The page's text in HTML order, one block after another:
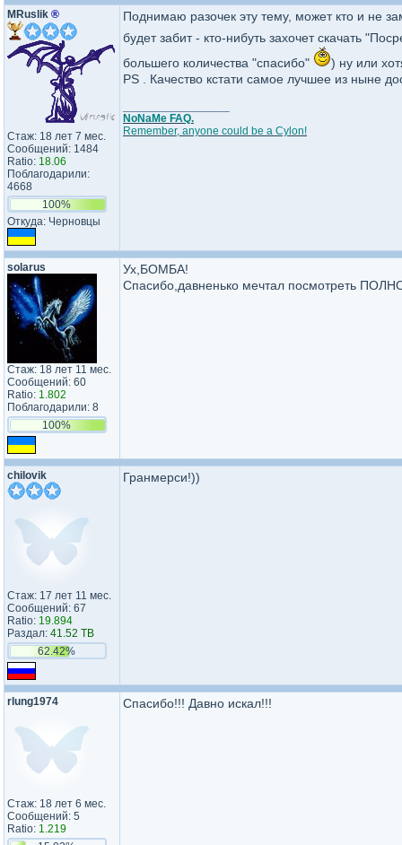
MRuslik ®
Стаж: 18 лет 7 мес.
Сообщений: 1484
Ratio: 18.06
Поблагодарили:
4668
100%
Откуда: Черновцы
Поднимаю разочек эту тему, может кто и не
будет забит - кто-нибуть захочет скачать
большего количества "спасибо"
) ну или
PS . Качество кстати самое лучшее из ныне
NoNaMe FAQ.
Remember, anyone could be a Cylon!
solarus
Стаж: 18 лет 11 мес.
Сообщений: 60
Ratio: 1.802
Поблагодарили: 8
100%
Ух,БОМБА!
Спасибо,давненько мечтал посмотреть
chilovik
Стаж: 17 лет 11 мес.
Сообщений: 67
Ratio: 19.894
Раздал: 41.52 TB
62.42%
Гранмерси!))
rlung1974
Стаж: 18 лет 6 мес.
Сообщений: 5
Ratio: 1.219
Спасибо!!! Давно искал!!!